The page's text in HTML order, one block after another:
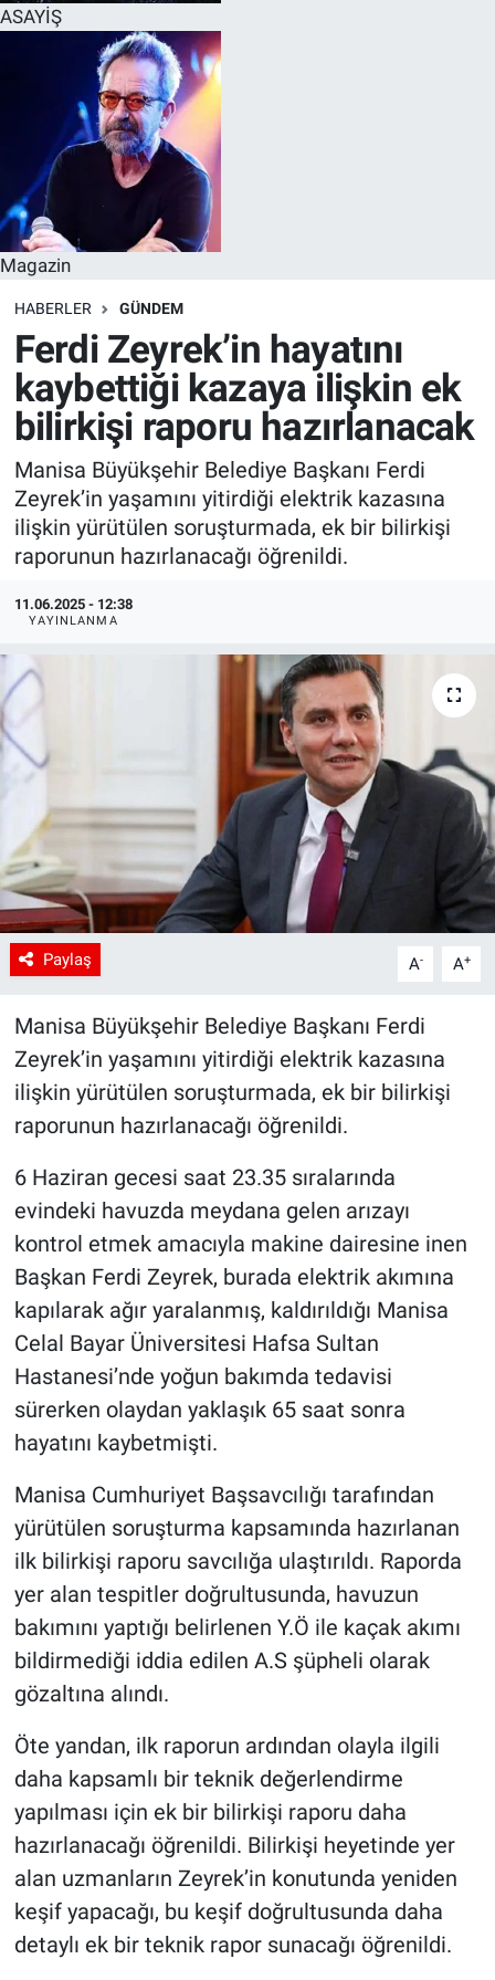
ASAYİŞ
Magazin
HABERLER GÜNDEM
Ferdi Zeyrek’in hayatını
kaybettiği kazaya ilişkin ek
bilirkişi raporu hazırlanacak
Manisa Büyükşehir Belediye Başkanı Ferdi
Zeyrek’in yaşamını yitirdiği elektrik kazasına
ilişkin yürütülen soruşturmada, ek bir bilirkişi
raporunun hazırlanacağı öğrenildi.
11.06.2025 - 12:38
YAYINLANMA
Paylaş A- A+
Manisa Büyükşehir Belediye Başkanı Ferdi
Zeyrek’in yaşamını yitirdiği elektrik kazasına
ilişkin yürütülen soruşturmada, ek bir bilirkişi
raporunun hazırlanacağı öğrenildi.
6 Haziran gecesi saat 23.35 sıralarında
evindeki havuzda meydana gelen arızayı
kontrol etmek amacıyla makine dairesine inen
Başkan Ferdi Zeyrek, burada elektrik akımına
kapılarak ağır yaralanmış, kaldırıldığı Manisa
Celal Bayar Üniversitesi Hafsa Sultan
Hastanesi’nde yoğun bakımda tedavisi
sürerken olaydan yaklaşık 65 saat sonra
hayatını kaybetmişti.
Manisa Cumhuriyet Başsavcılığı tarafından
yürütülen soruşturma kapsamında hazırlanan
ilk bilirkişi raporu savcılığa ulaştırıldı. Raporda
yer alan tespitler doğrultusunda, havuzun
bakımını yaptığı belirlenen Y.Ö ile kaçak akımı
bildirmediği iddia edilen A.S şüpheli olarak
gözaltına alındı.
Öte yandan, ilk raporun ardından olayla ilgili
daha kapsamlı bir teknik değerlendirme
yapılması için ek bir bilirkişi raporu daha
hazırlanacağı öğrenildi. Bilirkişi heyetinde yer
alan uzmanların Zeyrek’in konutunda yeniden
keşif yapacağı, bu keşif doğrultusunda daha
detaylı ek bir teknik rapor sunacağı öğrenildi.